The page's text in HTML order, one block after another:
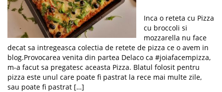
Inca o reteta cu Pizza
cu broccoli si
mozzarella nu face
decat sa intregeasca colectia de retete de pizza ce o avem in
blog.Provocarea venita din partea Delaco ca #joiafacempizza,
m-a facut sa pregatesc aceasta Pizza. Blatul folosit pentru
pizza este unul care poate fi pastrat la rece mai multe zile,
sau poate fi pastrat […]